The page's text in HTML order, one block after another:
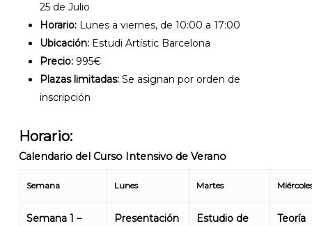
25 de Julio
Horario:Lunes a viernes, de 10:00 a 17:00
Ubicación:Estudi Artístic Barcelona
Precio:995€
Plazas limitadas:Se asignan por orden de
inscripción
Horario:
Calendario del Curso Intensivo de Verano
Semana Lunes Martes
Semana 1 –
Presentación
Estudio de
Teoría